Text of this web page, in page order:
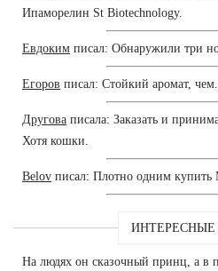
Ипаморелин St Biotechnology.
Евдоким писал: Обнаружили три
Егоров писал: Стойкий аромат, чем.
Другова писала: Заказать и
Хотя кошки.
Belov писал: Плотно одним купить
На людях он сказочный принц, а в